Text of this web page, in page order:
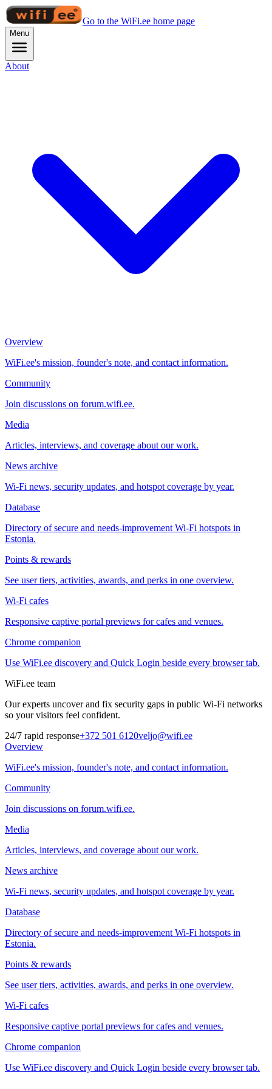
Go to the WiFi.ee home page
Menu
About
Overview
WiFi.ee's mission, founder's note, and contact information.
Community
Join discussions on forum.wifi.ee.
Media
Articles, interviews, and coverage about our work.
News archive
Wi-Fi news, security updates, and hotspot coverage by year.
Database
Directory of secure and needs-improvement Wi-Fi hotspots in
Estonia.
Points & rewards
See user tiers, activities, awards, and perks in one overview.
Wi-Fi cafes
Responsive captive portal previews for cafes and venues.
Chrome companion
Use WiFi.ee discovery and Quick Login beside every browser tab.
WiFi.ee team
Our experts uncover and fix security gaps in public Wi-Fi networks
so your visitors feel confident.
24/7 rapid response+372 501 6120veljo@wifi.ee
Overview
WiFi.ee's mission, founder's note, and contact information.
Community
Join discussions on forum.wifi.ee.
Media
Articles, interviews, and coverage about our work.
News archive
Wi-Fi news, security updates, and hotspot coverage by year.
Database
Directory of secure and needs-improvement Wi-Fi hotspots in
Estonia.
Points & rewards
See user tiers, activities, awards, and perks in one overview.
Wi-Fi cafes
Responsive captive portal previews for cafes and venues.
Chrome companion
Use WiFi.ee discovery and Quick Login beside every browser tab.